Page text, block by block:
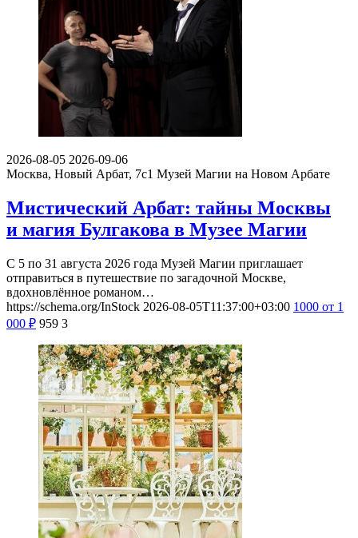
2026-08-05 2026-09-06
Москва, Новый Арбат, 7с1 Музей Магии на Новом Арбате
Мистический Арбат: тайны Москвы
и магия Булгакова в Музее Магии
С 5 по 31 августа 2026 года Музей Магии приглашает
отправиться в путешествие по загадочной Москве,
вдохновлённое романом…
https://schema.org/InStock 2026-08-05T11:37:00+03:00 1000 от 1
000 ₽ 959 3